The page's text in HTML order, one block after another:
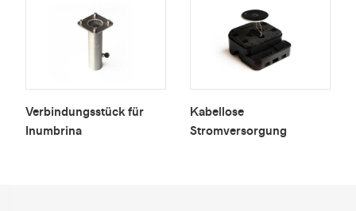
Verbindungsstück für
Inumbrina
Kabellose
Stromversorgung